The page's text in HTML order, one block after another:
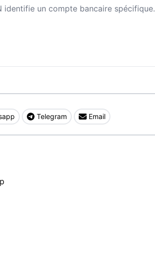
identifie un compte bancaire spécifique.
Telegram Email